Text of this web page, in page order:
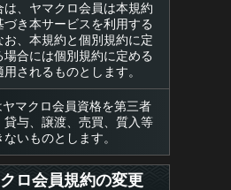
、ヤマクロ会員は本規約
き本サービスを利用する
お、本規約と個別規約に定
合には個別規約に定める
されるものとします。
マクロ会員資格を第三者
貸与、譲渡、売買、質入等
いものとします。
ロ会員規約の変更